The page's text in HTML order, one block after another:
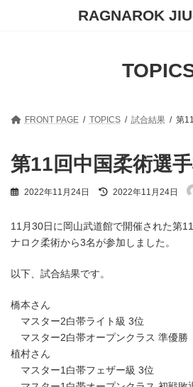
RAGNAROK
FRONT PAGE TOPICS 試合結果 第
第11回中国柔術選
2022年11月24日
最
新
日
時
2022年11月24日
11月30日に岡山武道館で開催された第
ナロク柔術から3名が参加しました。
以下、試合結果です。
橋本さん
マスター2白帯ライト級 3位
マスター2白帯オープンクラス 準優勝
植村さん
マスター1白帯フェザー級 3位